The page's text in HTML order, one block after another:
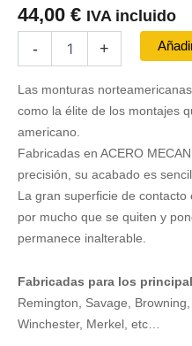
44,00 € IVA incluido
-
TALLEY
-
MANNLICHER
+
Las monturas
como la élite de los montajes
americano.
Fabricadas en ACERO
precisión, su acabado es
La gran superficie de
por mucho que se quiten y
permanece inalterable.
Fabricadas para los
Remington, Savage,
Winchester, Merkel, etc…